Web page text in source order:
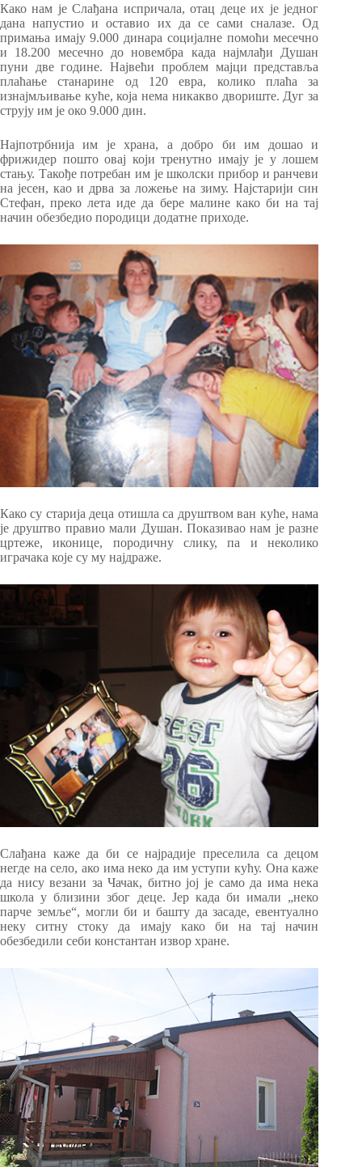
Како нам је Слађана испричала, отац деце их је једног
дана напустио и оставио их да се сами сналазе. Од
примања имају 9.000 динара социјалне помоћи месечно
и 18.200 месечно до новембра када најмлађи Душан
пуни две године. Највећи проблем мајци представља
плаћање станарине од 120 евра, колико плаћа за
изнајмљивање куће, која нема никакво двориште. Дуг за
струју им је око 9.000 дин.
Најпотрбнија им је храна, а добро би им дошао и
фрижидер пошто овај који тренутно имају је у лошем
стању. Такође потребан им је школски прибор и ранчеви
на јесен, као и дрва за ложење на зиму. Најстарији син
Стефан, преко лета иде да бере малине како би на тај
начин обезбедио породици додатне приходе.
Како су старија деца отишла са друштвом ван куће, нама
је друштво правио мали Душан. Показивао нам је разне
цртеже, иконице, породичну слику, па и неколико
играчака које су му најдраже.
Слађана каже да би се најрадије преселила са децом
негде на село, ако има неко да им уступи кућу. Она каже
да нису везани за Чачак, битно јој је само да има нека
школа у близини због деце. Јер када би имали „неко
парче земље“, могли би и башту да засаде, евентуално
неку ситну стоку да имају како би на тај начин
обезбедили себи константан извор хране.